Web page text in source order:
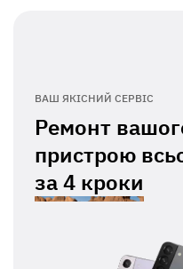
ВАШ ЯКІСНИЙ СЕРВІС
Ремонт
пристрою
за4 кроки